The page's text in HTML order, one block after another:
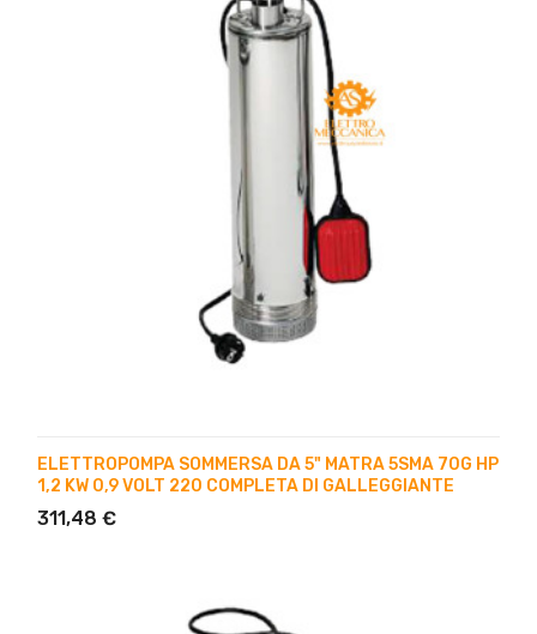
ELETTROPOMPA SOMMERSA DA 5" MATRA 5SMA 70G HP
1,2 KW 0,9 VOLT 220 COMPLETA DI GALLEGGIANTE
311,48 €